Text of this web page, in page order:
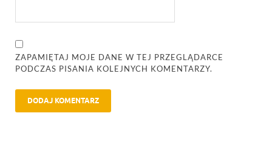
ZAPAMIĘTAJ MOJE DANE W TEJ PRZEGLĄDARCE
PODCZAS PISANIA KOLEJNYCH KOMENTARZY.